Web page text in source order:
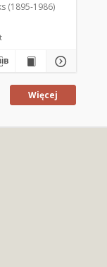
(1895-1986)
Więcej